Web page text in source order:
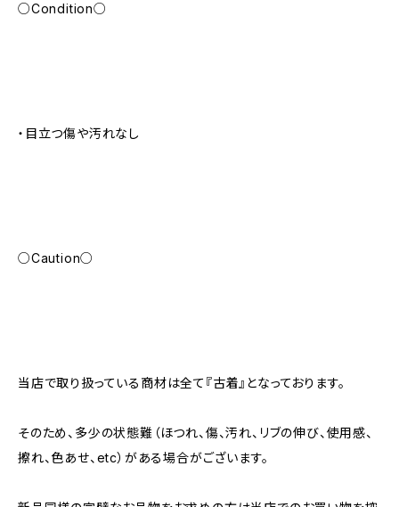
○Condition○
・目立つ傷や汚れなし
○Caution○
当店で取り扱っている商材は全て『古着』となっております。
そのため、多少の状態難（ほつれ、傷、汚れ、リブの伸び、使用感、
擦れ、色あせ、etc）がある場合がございます。